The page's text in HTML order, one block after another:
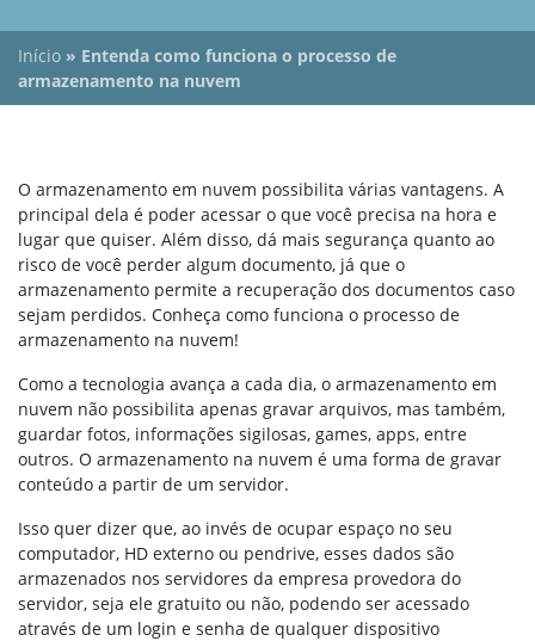
Início » Entenda como funciona o processo de
armazenamento na nuvem
O armazenamento em nuvem possibilita várias vantagens. A
principal dela é poder acessar o que você precisa na hora e
lugar que quiser. Além disso, dá mais segurança quanto ao
risco de você perder algum documento, já que o
armazenamento permite a recuperação dos documentos caso
sejam perdidos. Conheça como funciona o processo de
armazenamento na nuvem!
Como a tecnologia avança a cada dia, o armazenamento em
nuvem não possibilita apenas gravar arquivos, mas também,
guardar fotos, informações sigilosas, games, apps, entre
outros. O armazenamento na nuvem é uma forma de gravar
conteúdo a partir de um servidor.
Isso quer dizer que, ao invés de ocupar espaço no seu
computador, HD externo ou pendrive, esses dados são
armazenados nos servidores da empresa provedora do
servidor, seja ele gratuito ou não, podendo ser acessado
através de um login e senha de qualquer dispositivo